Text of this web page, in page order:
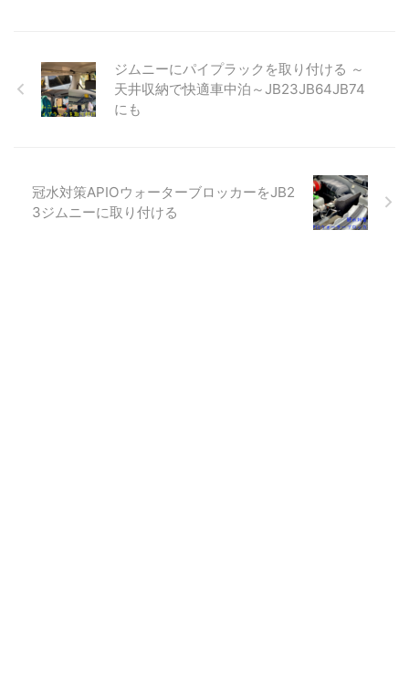
ジムニーにパイプラックを取り付ける ～
天井収納で快適車中泊～JB23JB64JB74
にも
冠水対策APIOウォーターブロッカーをJB2
3ジムニーに取り付ける